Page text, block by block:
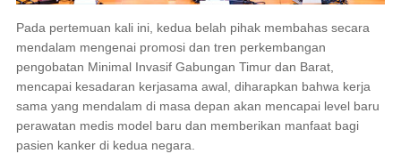
Pada pertemuan kali ini, kedua belah pihak membahas secara
mendalam mengenai promosi dan tren perkembangan
pengobatan Minimal Invasif Gabungan Timur dan Barat,
mencapai kesadaran kerjasama awal, diharapkan bahwa kerja
sama yang mendalam di masa depan akan mencapai level baru
perawatan medis model baru dan memberikan manfaat bagi
pasien kanker di kedua negara.